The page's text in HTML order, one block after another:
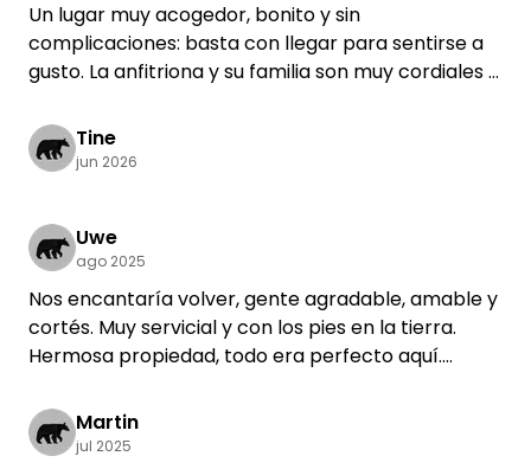
Un lugar muy acogedor, bonito y sin
complicaciones: basta con llegar para sentirse a
gusto. La anfitriona y su familia son muy cordiales y
maravillosa. ¡Muchísimas gracias a todos!
Tine
jun 2026
Uwe
ago 2025
Nos encantaría volver, gente agradable, amable y
cortés. Muy servicial y con los pies en la tierra.
Hermosa propiedad, todo era perfecto aquí.
Martin
jul 2025